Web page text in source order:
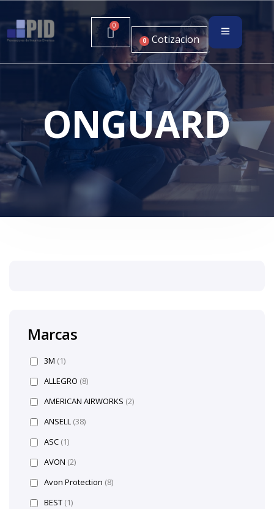
0 Cotizacion
ONGUARD
Marcas
3M (1)
ALLEGRO (8)
AMERICAN AIRWORKS (2)
ANSELL (38)
ASC (1)
AVON (2)
Avon Protection (8)
BEST (1)